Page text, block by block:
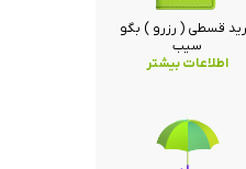
قسطی ( رزرو ) بگو
سیب
اطلاعات بیشتر